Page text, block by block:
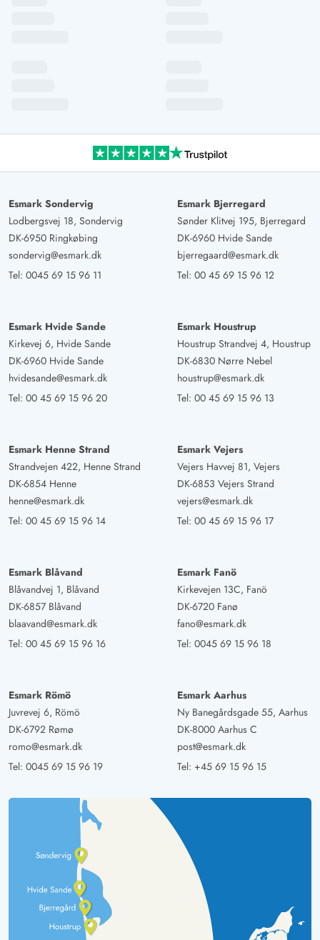
Esmark Sondervig
Lodbergsvej 18, Sondervig
DK-6950 Ringkøbing
sondervig@esmark.dk
Tel: 0045 69 15 96 11
Esmark Bjerregard
Sønder Klitvej 195, Bjerregard
DK-6960 Hvide Sande
bjerregaard@esmark.dk
Tel: 00 45 69 15 96 12
Esmark Hvide Sande
Kirkevej 6, Hvide Sande
DK-6960 Hvide Sande
hvidesande@esmark.dk
Tel: 00 45 69 15 96 20
Esmark Houstrup
Houstrup Strandvej 4, Houstrup
DK-6830 Nørre Nebel
houstrup@esmark.dk
Tel: 00 45 69 15 96 13
Esmark Henne Strand
Strandvejen 422, Henne Strand
DK-6854 Henne
henne@esmark.dk
Tel: 00 45 69 15 96 14
Esmark Vejers
Vejers Havvej 81, Vejers
DK-6853 Vejers Strand
vejers@esmark.dk
Tel: 00 45 69 15 96 17
Esmark Blåvand
Blåvandvej 1, Blåvand
DK-6857 Blåvand
blaavand@esmark.dk
Tel: 00 45 69 15 96 16
Esmark Fanö
Kirkevejen 13C, Fanö
DK-6720 Fanø
fano@esmark.dk
Tel: 0045 69 15 96 18
Esmark Römö
Juvrevej 6, Römö
DK-6792 Rømø
romo@esmark.dk
Tel: 0045 69 15 96 19
Esmark Aarhus
Ny Banegårdsgade 55, Aarhus
DK-8000 Aarhus C
post@esmark.dk
Tel: +45 69 15 96 15